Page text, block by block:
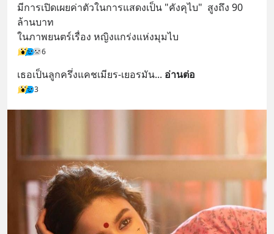
มีการเปิดเผยค่าตัวในการแสดงเป็น "คังคุไบ"  สูงถึง 90
ล้านบาท
ในภาพยนตร์เรื่อง หญิงแกร่งแห่งมุมไบ
6
เธอเป็นลูกครึ่งแคชเมียร-เยอรมัน... อ่านต่อ
3